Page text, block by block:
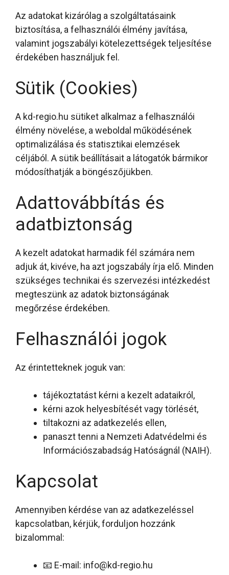
Az adatokat kizárólag a szolgáltatásaink
biztosítása, a felhasználói élmény javítása,
valamint jogszabályi kötelezettségek teljesítése
érdekében használjuk fel.
Sütik (Cookies)
A kd-regio.hu sütiket alkalmaz a felhasználói
élmény növelése, a weboldal működésének
optimalizálása és statisztikai elemzések
céljából. A sütik beállításait a látogatók bármikor
módosíthatják a böngészőjükben.
Adattovábbítás és
adatbiztonság
A kezelt adatokat harmadik fél számára nem
adjuk át, kivéve, ha azt jogszabály írja elő. Minden
szükséges technikai és szervezési intézkedést
megteszünk az adatok biztonságának
megőrzése érdekében.
Felhasználói jogok
Az érintetteknek joguk van:
tájékoztatást kérni a kezelt adataikról,
kérni azok helyesbítését vagy törlését,
tiltakozni az adatkezelés ellen,
panaszt tenni a Nemzeti Adatvédelmi és
Információszabadság Hatóságnál (NAIH).
Kapcsolat
Amennyiben kérdése van az adatkezeléssel
kapcsolatban, kérjük, forduljon hozzánk
bizalommal:
📧 E-mail: info@kd-regio.hu